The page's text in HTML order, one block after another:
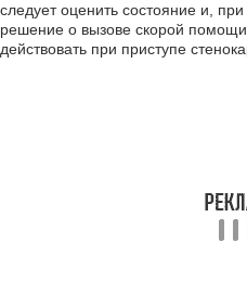
следует оценить состояние и,
решение о вызове скорой помощи
действовать при приступе